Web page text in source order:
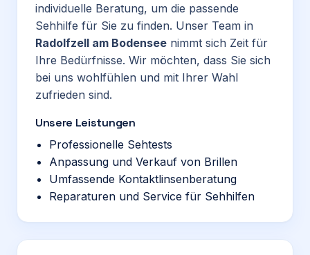
individuelle Beratung, um die passende
Sehhilfe für Sie zu finden. Unser Team in
Radolfzell am Bodensee nimmt sich Zeit für
Ihre Bedürfnisse. Wir möchten, dass Sie sich
bei uns wohlfühlen und mit Ihrer Wahl
zufrieden sind.
Unsere Leistungen
Professionelle Sehtests
Anpassung und Verkauf von Brillen
Umfassende Kontaktlinsenberatung
Reparaturen und Service für Sehhilfen